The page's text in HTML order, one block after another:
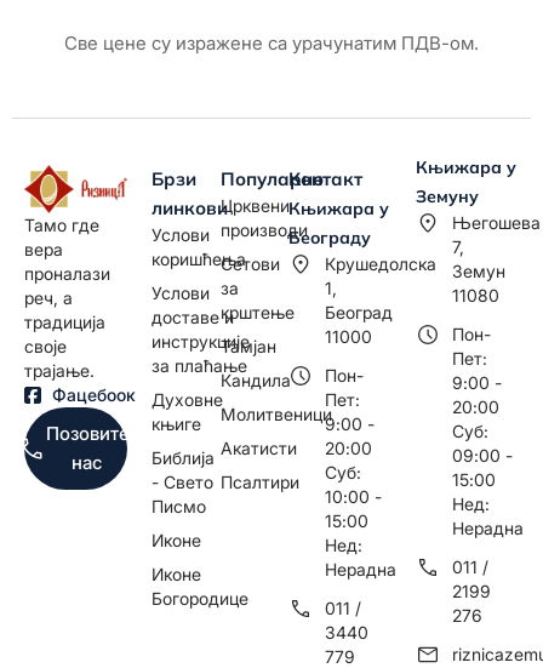
Све цене су изражене са урачунатим ПДВ-ом.
Тамо где
вера
проналази
реч, а
традиција
своје
трајање.
Фацебоок
Позовите
нас
Брзи
линкови
Услови
коришћења
Услови
доставе и
инструкције
за плаћање
Духовне
књиге
Библија
- Свето
Писмо
Иконе
Иконе
Богородице
Популарно
Црквени
производи
Сетови
за
крштење
Тамјан
Кандила
Молитвеници
Акатисти
Псалтири
Контакт
Књижара у
Београду
Крушедолска
1,
Београд
11000
Пон-
Пет:
9:00 -
20:00
Суб:
10:00 -
15:00
Нед:
Нерадна
011 /
3440
779
Књижара у
Земуну
Његошева
7,
Земун
11080
Пон-
Пет:
9:00 -
20:00
Суб:
09:00 -
15:00
Нед:
Нерадна
011 /
2199
276